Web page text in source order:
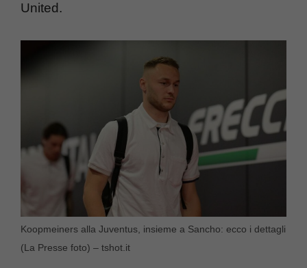
United.
Koopmeiners alla Juventus, insieme a Sancho: ecco i dettagli
(La Presse foto) – tshot.it